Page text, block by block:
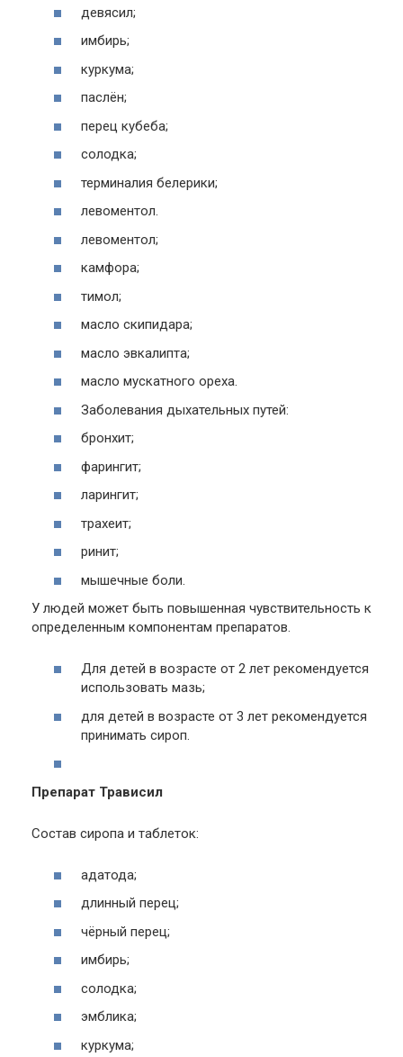
девясил;
имбирь;
куркума;
паслён;
перец кубеба;
солодка;
терминалия белерики;
левоментол.
левоментол;
камфора;
тимол;
масло скипидара;
масло эвкалипта;
масло мускатного ореха.
Заболевания дыхательных путей:
бронхит;
фарингит;
ларингит;
трахеит;
ринит;
мышечные боли.
У людей может быть повышенная чувствительность к
определенным компонентам препаратов.
Для детей в возрасте от 2 лет рекомендуется
использовать мазь;
для детей в возрасте от 3 лет рекомендуется
принимать сироп.
Препарат Трависил
Состав сиропа и таблеток:
адатода;
длинный перец;
чёрный перец;
имбирь;
солодка;
эмблика;
куркума;